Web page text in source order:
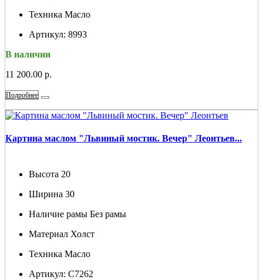
Техника Масло
Артикул: 8993
В наличии
11 200.00 р.
Подробнее
Картина маслом "Львиный мостик. Вечер" Леонтьев...
Высота 20
Ширина 30
Наличие рамы Без рамы
Материал Холст
Техника Масло
Артикул: С7262